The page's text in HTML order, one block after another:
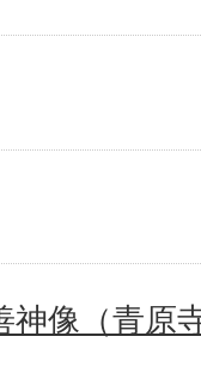
神像（青原